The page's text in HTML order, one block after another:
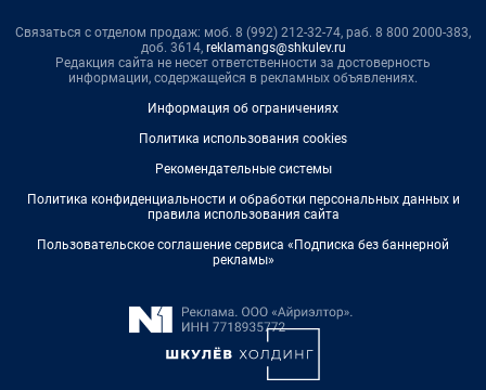
Связаться с отделом продаж: моб. 8 (992) 212-32-74, раб. 8 800 2000-383,
доб. 3614, reklamangs@shkulev.ru
Редакция сайта не несет ответственности за достоверность
информации, содержащейся в рекламных объявлениях.
Информация об ограничениях
Политика использования cookies
Рекомендательные системы
Политика конфиденциальности и обработки персональных данных и
правила использования сайта
Пользовательское соглашение сервиса «Подписка без баннерной
рекламы»